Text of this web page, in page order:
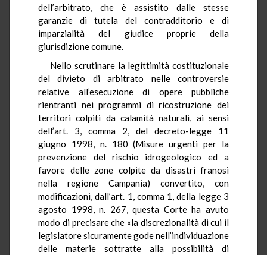
dell’arbitrato, che è assistito dalle stesse
garanzie di tutela del contradditorio e di
imparzialità del giudice proprie della
giurisdizione comune.
Nello scrutinare la legittimità costituzionale
del divieto di arbitrato nelle controversie
relative all’esecuzione di opere pubbliche
rientranti nei programmi di ricostruzione dei
territori colpiti da calamità naturali, ai sensi
dell’art. 3, comma 2, del decreto-legge 11
giugno 1998, n. 180 (Misure urgenti per la
prevenzione del rischio idrogeologico ed a
favore delle zone colpite da disastri franosi
nella regione Campania) convertito, con
modificazioni, dall’art. 1, comma 1, della legge 3
agosto 1998, n. 267, questa Corte ha avuto
modo di precisare che «la discrezionalità di cui il
legislatore sicuramente gode nell’individuazione
delle materie sottratte alla possibilità di